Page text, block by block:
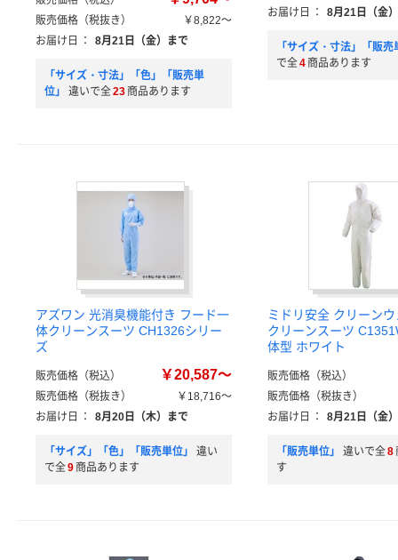
販売価格（税抜き）
￥8,822～
お届け日
： 8月21日（金）まで
「サイズ・寸法」「色」「販売単
位」
違いで全23 商品あります
お届け日 ： 8月21日（金
「サイズ・寸法」「販売
で全4 商品あります
アズワン 光消臭機能付き フード一
体クリーンスーツ CH1326シリー
ズ
販売価格（税込） ￥20,587～
販売価格（税抜き）
￥18,716～
お届け日
： 8月20日（木）まで
「サイズ」「色」「販売単位」
違い
で全9 商品あります
ミドリ安全 クリーン
クリーンスーツ
体型 ホワイト
販売価格（税込）
販売価格（税抜き）
お届け日
： 8月21日（金
「販売単位」 違いで全8
す